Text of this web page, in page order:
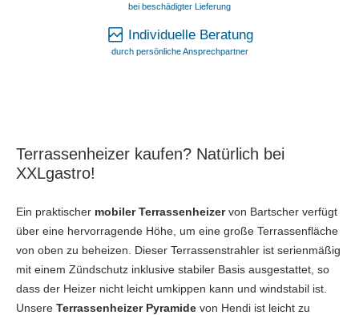
bei beschädigter Lieferung
Individuelle Beratung
durch persönliche Ansprechpartner
Terrassenheizer kaufen? Natürlich bei
XXLgastro!
Ein praktischer mobiler Terrassenheizervon Bartscher verfügt
über eine hervorragende Höhe, um eine große Terrassenfläche
von oben zu beheizen. Dieser Terrassenstrahler ist serienmäßig
mit einem Zündschutz inklusive stabiler Basis ausgestattet, so
dass der Heizer nicht leicht umkippen kann und windstabil ist.
Unsere Terrassenheizer Pyramide von Hendi ist leicht zu